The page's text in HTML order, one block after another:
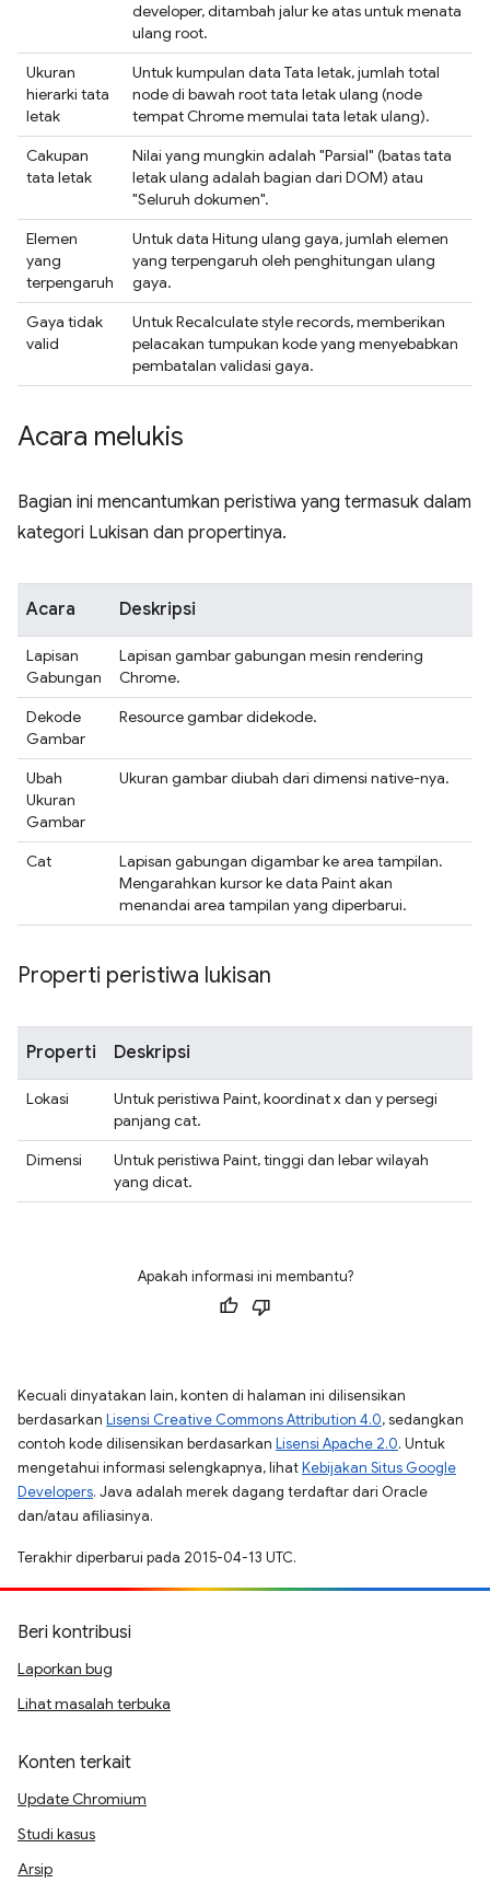
developer, ditambah jalur ke atas untuk menata
ulang root.
Ukuran
hierarki tata
letak
Untuk kumpulan data Tata letak, jumlah total
node di bawah root tata letak ulang (node
tempat Chrome memulai tata letak ulang).
Cakupan
tata letak
Nilai yang mungkin adalah "Parsial" (batas tata
letak ulang adalah bagian dari DOM) atau
"Seluruh dokumen".
Elemen
yang
terpengaruh
Untuk data Hitung ulang gaya, jumlah elemen
yang terpengaruh oleh penghitungan ulang
gaya.
Gaya tidak
valid
Untuk Recalculate style records, memberikan
pelacakan tumpukan kode yang menyebabkan
pembatalan validasi gaya.
Acara melukis
Bagian ini mencantumkan peristiwa yang termasuk dalam
kategori Lukisan dan propertinya.
Acara Deskripsi
Lapisan
Gabungan
Lapisan gambar gabungan mesin rendering
Chrome.
Dekode
Gambar
Resource gambar didekode.
Ubah
Ukuran
Gambar
Ukuran gambar diubah dari dimensi native-nya.
Cat
Lapisan gabungan digambar ke area tampilan.
Mengarahkan kursor ke data Paint akan
menandai area tampilan yang diperbarui.
Properti peristiwa lukisan
Properti Deskripsi
Lokasi
Untuk peristiwa Paint, koordinat x dan y persegi
panjang cat.
Dimensi
Untuk peristiwa Paint, tinggi dan lebar wilayah
yang dicat.
Apakah informasi ini membantu?
Kecuali dinyatakan lain, konten di halaman ini dilisensikan
berdasarkan Lisensi Creative Commons Attribution 4.0, sedangkan
contoh kode dilisensikan berdasarkan Lisensi Apache 2.0. Untuk
mengetahui informasi selengkapnya, lihatKebijakan Situs Google
Developers. Java adalah merek dagang terdaftar dari Oracle
dan/atau afiliasinya.
Terakhir diperbarui pada 2015-04-13 UTC.
Beri kontribusi
Laporkan bug
Lihat masalah terbuka
Konten terkait
Update Chromium
Studi kasus
Arsip